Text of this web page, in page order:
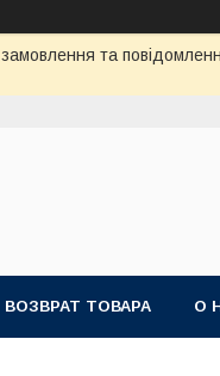
та
ВОЗВРАТ ТОВАРА О